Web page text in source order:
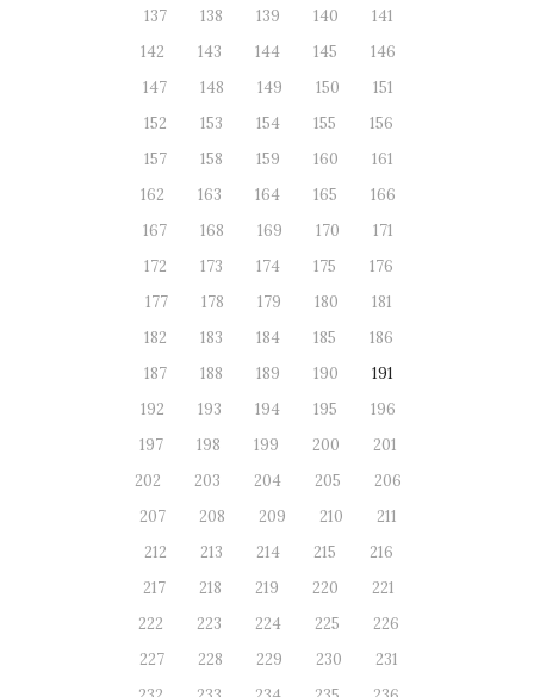
137
138 139 140
141
142
143 144 145
146
147
148 149 150
151
152
153 154 155
156
157
158 159 160
161
162
163 164 165
166
167
168 169 170
171
172
173 174 175
176
177
178 179 180
181
182
183 184 185
186
187
188 189 190
191
192
193 194 195
196
197
198 199 200
201
202
203 204 205
206
207
208 209 210
211
212
213 214 215
216
217
218 219 220
221
222
223 224 225
226
227
228 229 230
231